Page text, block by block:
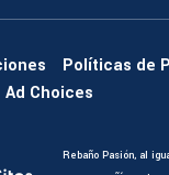
Políticas de
Ad Choices
Rebaño Pasión, al